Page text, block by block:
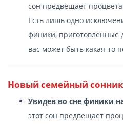
сон предвещает
Есть лишь одно
финики, приготовленные
вас может быть какая-то
Новый семейный сонник
Увидев во сне финики
этот сон предвещает